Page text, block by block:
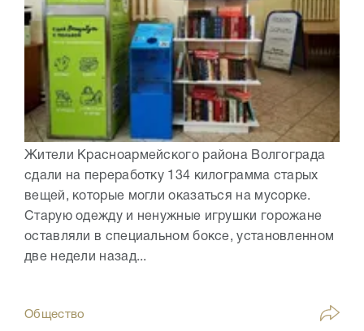
Жители Красноармейского района Волгограда
сдали на переработку 134 килограмма старых
вещей, которые могли оказаться на мусорке.
Старую одежду и ненужные игрушки горожане
оставляли в специальном боксе, установленном
две недели назад...
Общество